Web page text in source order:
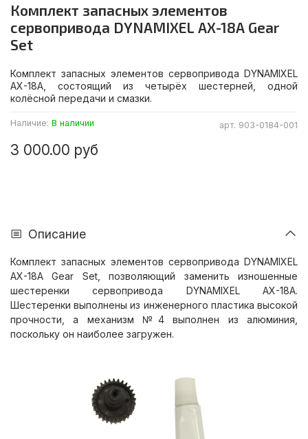
арт. 903-0184-001
Наличие: В наличии
Комплект запасных элементов
сервопривода DYNAMIXEL AX-18A Gear
Set
3 000.00 руб
Комплект запасных элементов сервопривода DYNAMIXEL
AX-18A, состоящий из четырёх шестерней, одной
колёсной передачи и смазки.
Описание
Комплект запасных элементов сервопривода DYNAMIXEL
AX-18A Gear Set, позволяющий заменить изношенные
шестеренки сервопривода DYNAMIXEL AX-18A.
Шестеренки выполнены из инженерного пластика высокой
прочности, а механизм №4 выполнен из алюминия,
поскольку он наиболее загружен.